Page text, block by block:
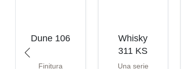
Dune 106
Finitura
Whisky
311 KS
Una serie